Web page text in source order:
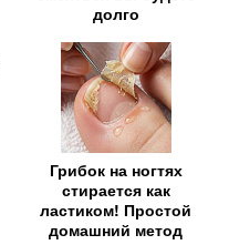
долго
Грибок на ногтях
стирается как
ластиком! Простой
домашний метод